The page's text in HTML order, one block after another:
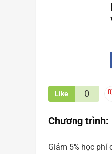
Like 0
Chương trình:
Giảm 5% học phí